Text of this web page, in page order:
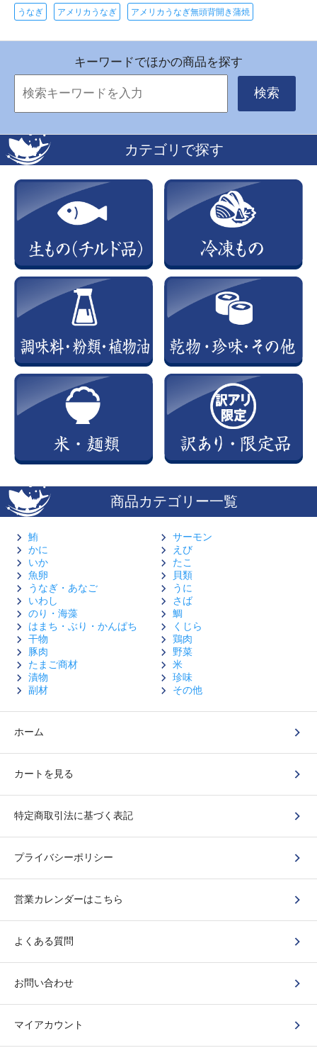
うなぎ アメリカうなぎ アメリカうなぎ無頭背開き蒲焼
キーワードでほかの商品を探す
検索
カテゴリで探す
商品カテゴリー一覧
鮪
サーモン
かに
えび
いか
たこ
魚卵
貝類
うなぎ・あなご
うに
いわし
さば
のり・海藻
鯛
はまち・ぶり・かんぱち
くじら
干物
鶏肉
豚肉
野菜
たまご商材
米
漬物
珍味
副材
その他
ホーム
カートを見る
特定商取引法に基づく表記
プライバシーポリシー
営業カレンダーはこちら
よくある質問
お問い合わせ
マイアカウント